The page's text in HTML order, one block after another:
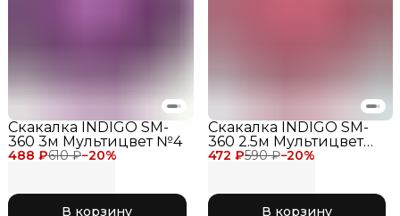
488 ₽610 ₽−20%
Скакалка INDIGO SM-
360 3м Мультицвет №4
В корзину
472 ₽590 ₽−20%
Скакалка INDIGO SM-
360 2.5м Мультицвет
№5
В корзину